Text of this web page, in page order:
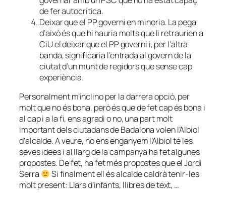
de fer autocrítica.
Deixar que el PP governi en minoria. La pega
d’això és que hi hauria molts que li retraurien a
CiU el deixar que el PP governi i, per l’altra
banda, significaria l’entrada al govern de la
ciutat d’un munt de regidors que sense cap
experiència.
Personalment m’inclino per la darrera opció, per
molt que no és bona, però és que de fet cap és bona i
al cap i a la fi, ens agradi o no, una part molt
important dels ciutadans de Badalona volen l’Albiol
d’alcalde. A veure, no ens enganyem l’Albiol té les
seves idees i al llarg de la campanya ha fet algunes
propostes. De fet, ha fet més propostes que el Jordi
Serra
Si finalment ell és alcalde caldrà tenir-les
molt present: Llars d’infants, llibres de text, …